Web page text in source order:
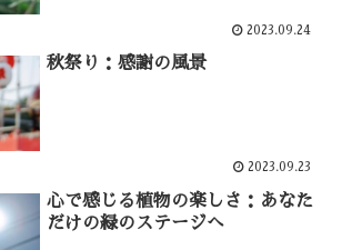
2023.09.24
秋祭り：感謝の風景
2023.09.23
心で感じる植物の楽しさ：あなた
だけの緑のステージへ